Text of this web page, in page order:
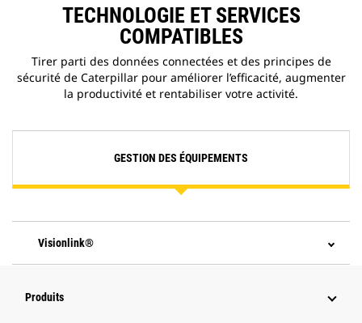
TECHNOLOGIE ET SERVICES
COMPATIBLES
Tirer parti des données connectées et des principes de
sécurité de Caterpillar pour améliorer l’efficacité, augmenter
la productivité et rentabiliser votre activité.
GESTION DES ÉQUIPEMENTS
Visionlink®
Produits